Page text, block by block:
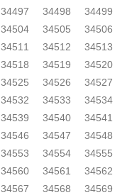
34497 34498
34499
34504 34505
34506
34511 34512
34513
34518 34519
34520
34525 34526
34527
34532 34533
34534
34539 34540
34541
34546 34547
34548
34553 34554
34555
34560 34561
34562
34567 34568
34569